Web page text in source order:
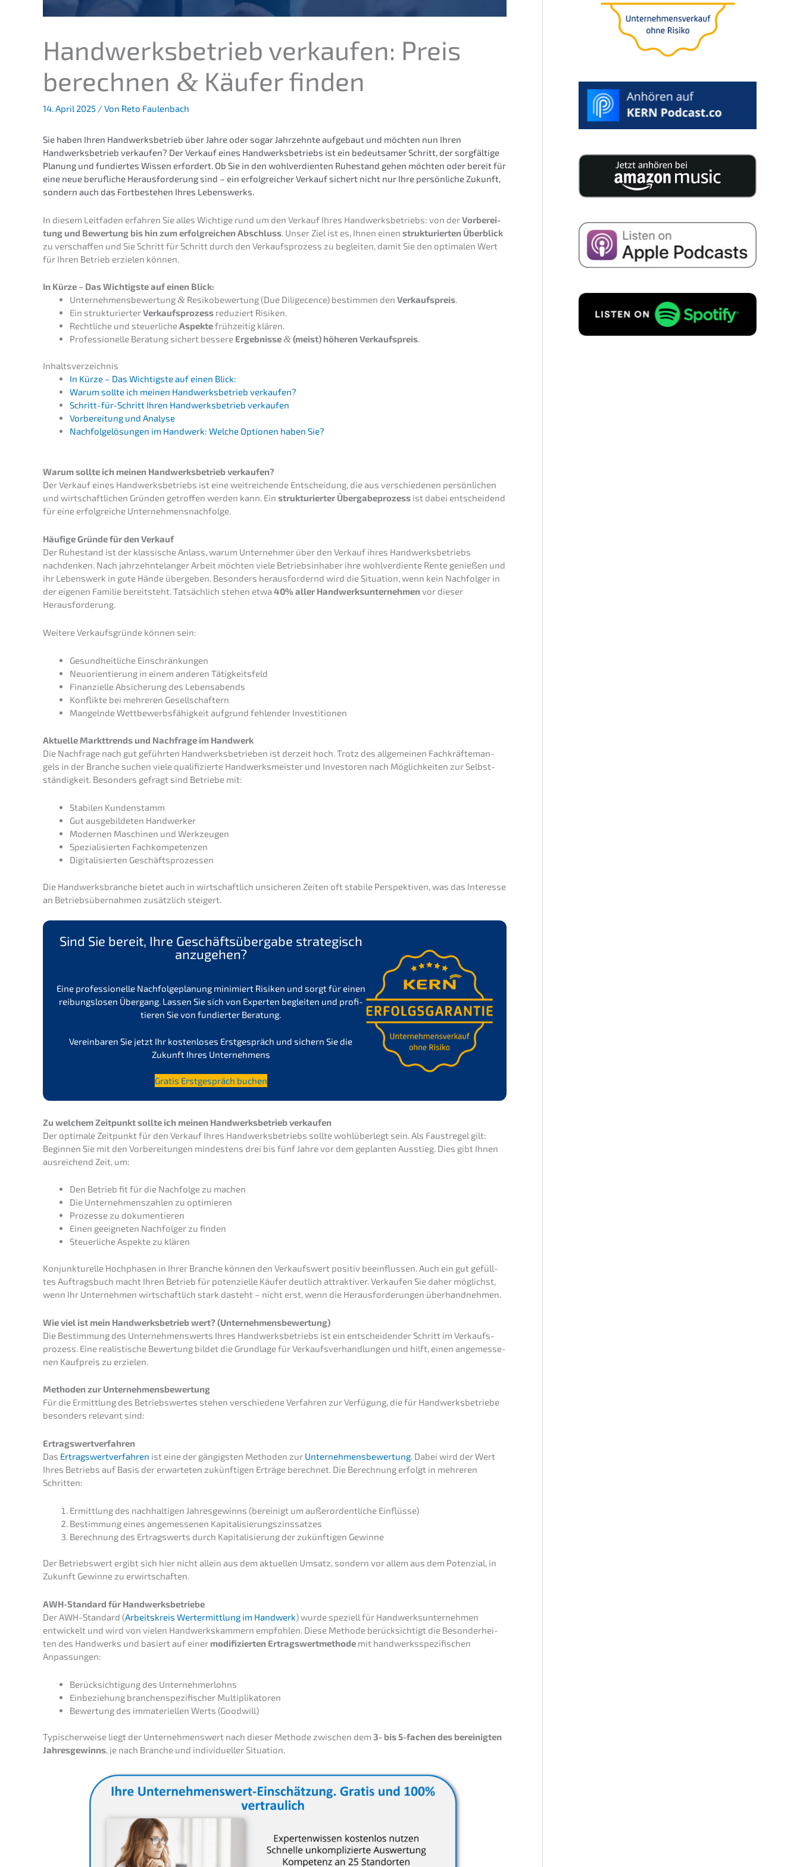
Handwerks­be­trieb verkau­fen: Preis
berech­nen & Käufer finden
14. April 2025 / Von Reto Faulenbach
Sie haben Ihren Handwerks­be­trieb über Jahre oder sogar Jahrzehn­te aufge­baut und möchten nun Ihren
Handwerks­be­trieb verkau­fen? Der Verkauf eines Handwerks­be­triebs ist ein bedeut­sa­mer Schritt, der sorgfäl­ti­ge
Planung und fundier­tes Wissen erfor­dert. Ob Sie in den wohlver­dien­ten Ruhestand gehen möchten oder bereit für
eine neue beruf­li­che Heraus­for­de­rung sind – ein erfolg­rei­cher Verkauf sichert nicht nur Ihre persön­li­che Zukunft,
sondern auch das Fortbe­stehen Ihres Lebenswerks.
In diesem Leitfa­den erfah­ren Sie alles Wichti­ge rund um den Verkauf Ihres Handwerks­be­triebs: von derVorbe­rei­
tung und Bewer­tung bis hin zum erfolg­rei­chen Abschluss. Unser Ziel ist es, Ihnen einen struk­tu­rier­ten Überblick
zu verschaf­fen und Sie Schritt für Schritt durch den Verkaufs­pro­zess zu beglei­ten, damit Sie den optima­len Wert
für Ihren Betrieb erzie­len können.
In Kürze – Das Wichtigs­te auf einen Blick:
Unter­neh­mens­be­wer­tung& Resiko­be­wer­tung (Due Dilige­cence) bestim­men den Verkaufs­preis.
Ein struk­tu­rier­terVerkaufs­pro­zess reduziert Risiken.
Recht­li­che und steuer­li­cheAspek­tefrühzei­tig klären.
Profes­sio­nel­le Beratung sichert besse­re Ergeb­nis­se&(meist) höheren Verkaufs­preis.
Inhalts­ver­zeich­nis
In Kürze – Das Wichtigs­te auf einen Blick:
Warum sollte ich meinen Handwerks­be­trieb verkaufen?
Schritt-für-Schritt Ihren Handwerks­be­trieb verkaufen
Vorbe­rei­tung und Analyse
Nachfol­ge­lö­sun­gen im Handwerk: Welche Optio­nen haben Sie?
Warum sollte ich meinen Handwerks­be­trieb verkaufen?
Der Verkauf eines Handwerks­be­triebs ist eine weitrei­chen­de Entschei­dung, die aus verschie­de­nen persön­li­chen
und wirtschaft­li­chen Gründen getrof­fen werden kann. Ein struk­tu­rier­ter Überga­be­pro­zess ist dabei entschei­dend
für eine erfolg­rei­che Unternehmensnachfolge.
Häufi­ge Gründe für den Verkauf
Der Ruhestand ist der klassi­sche Anlass, warum Unter­neh­mer über den Verkauf ihres Handwerks­be­triebs
nachden­ken. Nach jahrzehn­te­lan­ger Arbeit möchten viele Betriebs­in­ha­ber ihre wohlver­dien­te Rente genie­ßen und
ihr Lebens­werk in gute Hände überge­ben. Beson­ders heraus­for­dernd wird die Situa­ti­on, wenn kein Nachfol­ger in
der eigenen Familie bereit­steht. Tatsäch­lich stehen etwa 40% aller Handwerks­un­ter­neh­men vor dieser
Herausforderung.
Weite­re Verkaufs­grün­de können sein:
Gesund­heit­li­che Einschränkungen
Neuori­en­tie­rung in einem anderen Tätigkeitsfeld
Finan­zi­el­le Absiche­rung des Lebensabends
Konflik­te bei mehre­ren Gesellschaftern
Mangeln­de Wettbe­werbs­fä­hig­keit aufgrund fehlen­der Investitionen
Aktuel­le Markt­trends und Nachfra­ge im Handwerk
Die Nachfra­ge nach gut geführ­ten Handwerks­be­trie­ben ist derzeit hoch. Trotz des allge­mei­nen Fachkräf­te­man­
gels in der Branche suchen viele quali­fi­zier­te Handwerks­meis­ter und Inves­to­ren nach Möglich­kei­ten zur Selbst­
stän­dig­keit. Beson­ders gefragt sind Betrie­be mit:
Stabi­len Kundenstamm
Gut ausge­bil­de­ten Handwerker
Moder­nen Maschi­nen und Werkzeugen
Spezia­li­sier­ten Fachkompetenzen
Digita­li­sier­ten Geschäftsprozessen
Die Handwerks­bran­che bietet auch in wirtschaft­lich unsiche­ren Zeiten oft stabi­le Perspek­ti­ven, was das Inter­es­se
an Betriebs­über­nah­men zusätz­lich steigert.
Sind Sie bereit, Ihre Geschäfts­über­ga­be strate­gisch
anzugehen?
Eine profes­sio­nel­le Nachfol­ge­pla­nung minimiert Risiken und sorgt für einen
reibungs­lo­sen Übergang. Lassen Sie sich von Exper­ten beglei­ten und profi­
tie­ren Sie von fundier­ter Beratung.
Verein­ba­ren Sie jetzt Ihr kosten­lo­ses Erstge­spräch und sichern Sie die
Zukunft Ihres Unternehmens
Gratis Erstge­spräch buchen
Zu welchem Zeitpunkt sollte ich meinen Handwerks­be­trieb verkaufen
Der optima­le Zeitpunkt für den Verkauf Ihres Handwerks­be­triebs sollte wohlüber­legt sein. Als Faust­re­gel gilt:
Begin­nen Sie mit den Vorbe­rei­tun­gen mindes­tens drei bis fünf Jahre vor dem geplan­ten Ausstieg. Dies gibt Ihnen
ausrei­chend Zeit, um:
Den Betrieb fit für die Nachfol­ge zu machen
Die Unter­neh­mens­zah­len zu optimieren
Prozes­se zu dokumentieren
Einen geeig­ne­ten Nachfol­ger zu finden
Steuer­li­che Aspek­te zu klären
Konjunk­tu­rel­le Hochpha­sen in Ihrer Branche können den Verkaufs­wert positiv beein­flus­sen. Auch ein gut gefüll­
tes Auftrags­buch macht Ihren Betrieb für poten­zi­el­le Käufer deutlich attrak­ti­ver. Verkau­fen Sie daher möglichst,
wenn Ihr Unter­neh­men wirtschaft­lich stark dasteht – nicht erst, wenn die Heraus­for­de­run­gen überhandnehmen.
Wie viel ist mein Handwerks­be­trieb wert? (Unter­neh­mens­be­wer­tung)
Die Bestim­mung des Unter­neh­mens­werts Ihres Handwerks­be­triebs ist ein entschei­den­der Schritt im Verkaufs­
pro­zess. Eine realis­ti­sche Bewer­tung bildet die Grund­la­ge für Verkaufs­ver­hand­lun­gen und hilft, einen angemes­se­
nen Kaufpreis zu erzielen.
Metho­den zur Unternehmensbewertung
Für die Ermitt­lung des Betriebs­wer­tes stehen verschie­de­ne Verfah­ren zur Verfü­gung, die für Handwerks­be­trie­be
beson­ders relevant sind:
Ertrags­wert­ver­fah­ren
Das Ertrags­wert­ver­fah­ren ist eine der gängigs­ten Metho­den zur Unter­neh­mens­be­wer­tung. Dabei wird der Wert
Ihres Betriebs auf Basis der erwar­te­ten zukünf­ti­gen Erträ­ge berech­net. Die Berech­nung erfolgt in mehre­ren
Schritten:
Ermitt­lung des nachhal­ti­gen Jahres­ge­winns (berei­nigt um außer­or­dent­li­che Einflüsse)
Bestim­mung eines angemes­se­nen Kapitalisierungszinssatzes
Berech­nung des Ertrags­werts durch Kapita­li­sie­rung der zukünf­ti­gen Gewinne
Der Betriebs­wert ergibt sich hier nicht allein aus dem aktuel­len Umsatz, sondern vor allem aus dem Poten­zi­al, in
Zukunft Gewin­ne zu erwirtschaften.
AWH-Standard für Handwerksbetriebe
Der AWH-Standard (Arbeits­kreis Wertermitt­lung im Handwerk) wurde spezi­ell für Handwerks­un­ter­neh­men
entwi­ckelt und wird von vielen Handwerks­kam­mern empfoh­len. Diese Metho­de berück­sich­tigt die Beson­der­hei­
ten des Handwerks und basiert auf einer modifi­zier­ten Ertrags­wert­me­tho­de mit handwerks­spe­zi­fi­schen
Anpassungen:
Berück­sich­ti­gung des Unternehmerlohns
Einbe­zie­hung branchen­spe­zi­fi­scher Multiplikatoren
Bewer­tung des immate­ri­el­len Werts (Goodwill)
Typischer­wei­se liegt der Unter­neh­mens­wert nach dieser Metho­de zwischen dem 3- bis 5-fachen des berei­nig­ten
Jahres­ge­winns, je nach Branche und indivi­du­el­ler Situation.